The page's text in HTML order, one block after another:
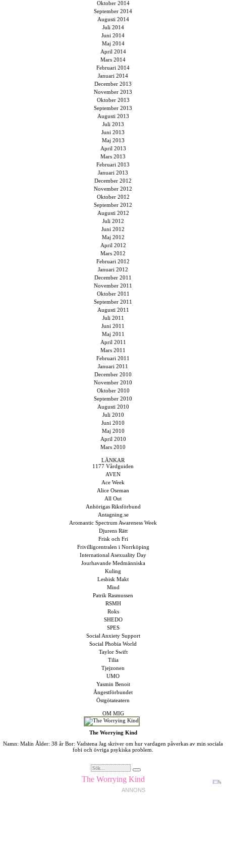
Oktober 2014
September 2014
Augusti 2014
Juli 2014
Juni 2014
Maj 2014
April 2014
Mars 2014
Februari 2014
Januari 2014
December 2013
November 2013
Oktober 2013
September 2013
Augusti 2013
Juli 2013
Juni 2013
Maj 2013
April 2013
Mars 2013
Februari 2013
Januari 2013
December 2012
November 2012
Oktober 2012
September 2012
Augusti 2012
Juli 2012
Juni 2012
Maj 2012
April 2012
Mars 2012
Februari 2012
Januari 2012
December 2011
November 2011
Oktober 2011
September 2011
Augusti 2011
Juli 2011
Juni 2011
Maj 2011
April 2011
Mars 2011
Februari 2011
Januari 2011
December 2010
November 2010
Oktober 2010
September 2010
Augusti 2010
Juli 2010
Juni 2010
Maj 2010
April 2010
Mars 2010
LÄNKAR
1177 Vårdguiden
AVEN
Ace Week
Alice Oseman
All Out
Anhörigas Riksförbund
Antagning.se
Aromantic Spectrum Awareness Week
Djurens Rätt
Frisk och Fri
Frivilligcentralen i Norrköping
International Asexuality Day
Jourhavande Medmänniska
Kuling
Lesbisk Makt
Mind
Patrik Rasmussen
RSMH
Roks
SHEDO
SPES
Social Anxiety Support
Social Phobia World
Taylor Swift
Tilia
Tjejzonen
UMO
Yasmin Benoit
Ångestförbundet
Östgötateatern
OM MIG
The Worrying Kind
Namn: Malin Ålder: 38 år Bor: Vadstena Jag skriver om hur vardagen påverkas av min sociala
fobi och övriga psykiska problem.
The Worrying Kind